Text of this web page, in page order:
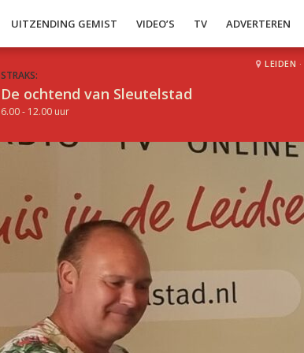
UITZENDING GEMIST VIDEO’S TV ADVERTEREN
STRAKS:
De ochtend van Sleutelstad
6.00 - 12.00 uur
LEIDEN ·